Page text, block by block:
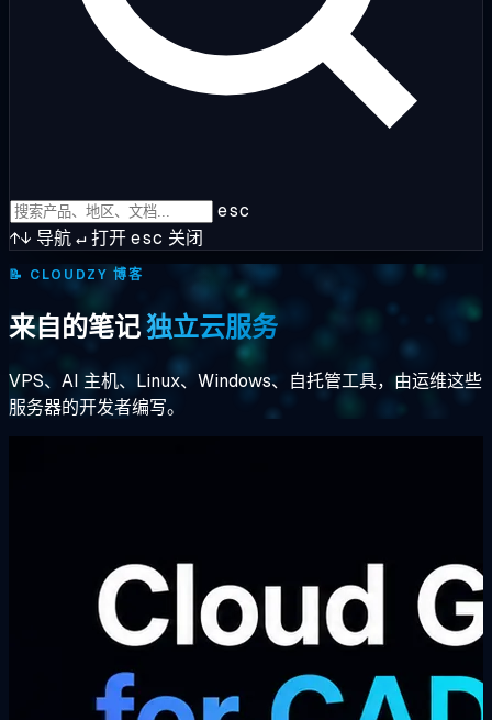
esc
↑↓ 导航↵打开esc 关闭
📝 CLOUDZY 博客
来自的笔记独立云服务
VPS、AI 主机、Linux、Windows、自托管工具，由运维这些
服务器的开发者编写。